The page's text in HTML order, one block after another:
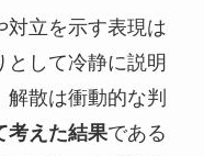
対立を示す表現は
して冷静に説明
散は衝動的な判
考えた結果である